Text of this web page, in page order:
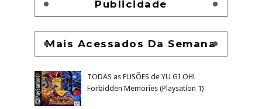
Publicidade
Mais Acessados Da Semana
TODAS as FUSÕES de YU GI OH!
Forbidden Memories (Playsation 1)